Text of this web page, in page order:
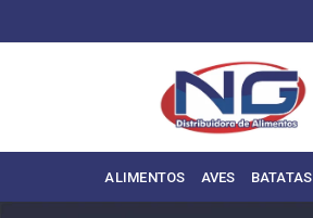
ALIMENTOS AVES BATATAS